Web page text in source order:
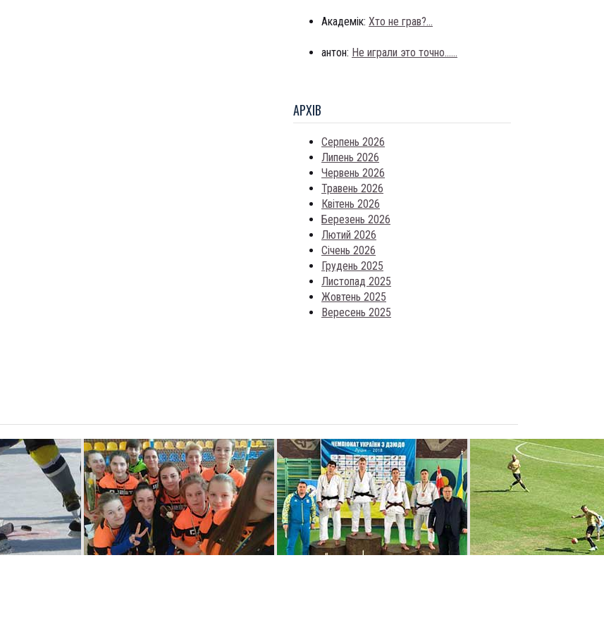
Академік: Хто не грав?...
антон: Не играли это точно......
АРХIВ
Серпень 2026
Липень 2026
Червень 2026
Травень 2026
Квітень 2026
Березень 2026
Лютий 2026
Січень 2026
Грудень 2025
Листопад 2025
Жовтень 2025
Вересень 2025